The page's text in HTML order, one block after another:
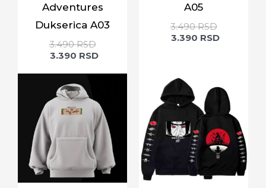
Adventures
Dukserica A03
3.490RSD
3.390 RSD
A05
3.490RSD
3.390 RSD